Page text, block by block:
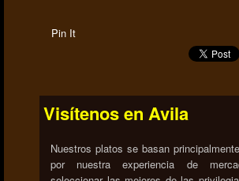
Pin It
Visítenos en Avila
Nuestros platos se basan
por nuestra experiencia de